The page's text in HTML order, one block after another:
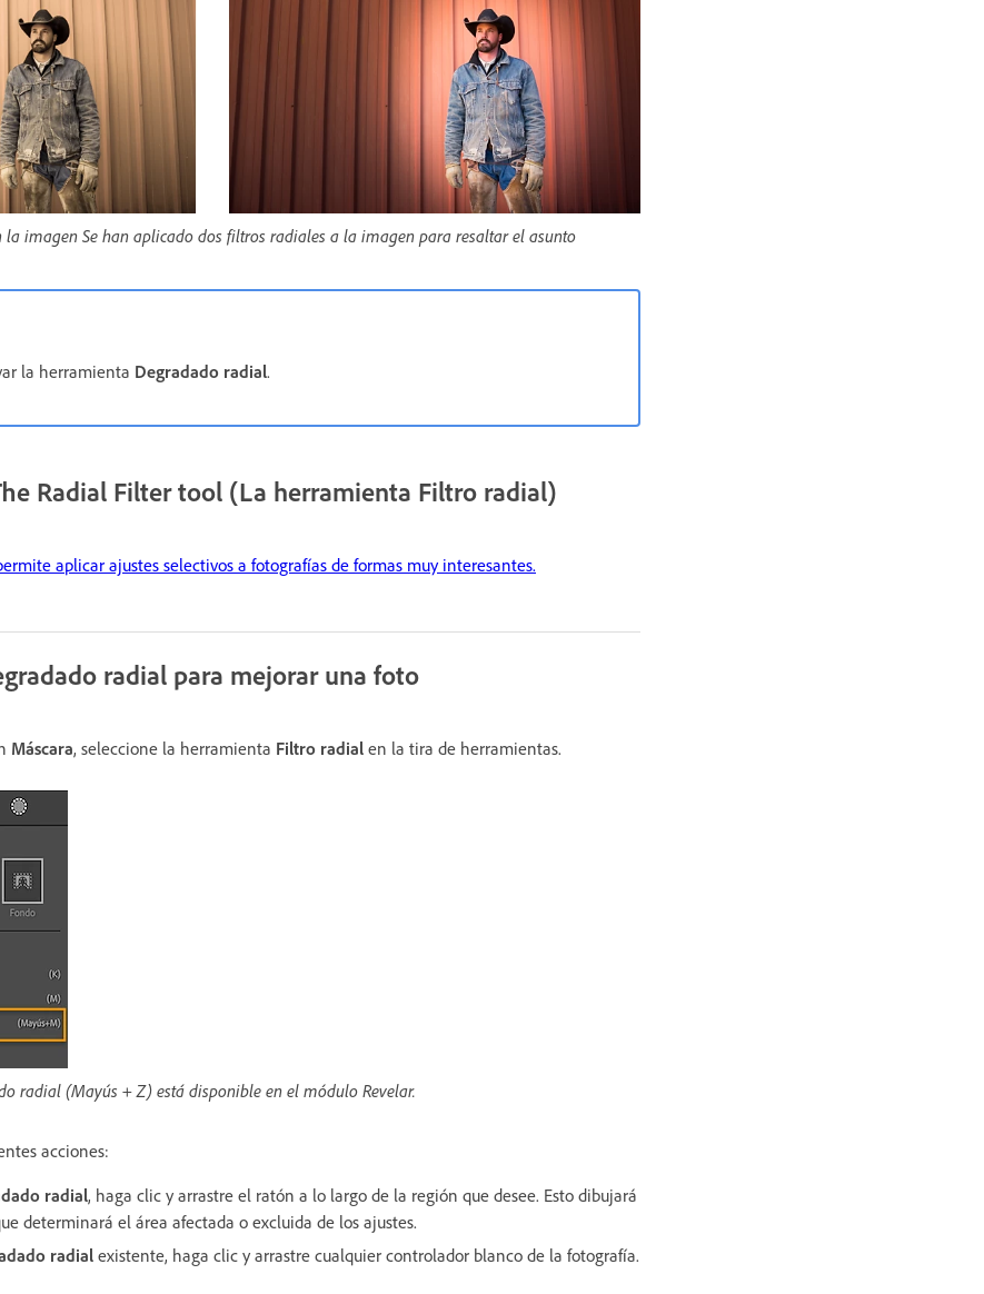
la imagen Se han aplicado dos filtros radiales a la imagen para resaltar el asunto
la herramienta Degradado radial.
Radial Filter tool (La herramienta Filtro radial)
aplicar ajustes selectivos a fotografías de formas muy interesantes.
radial para mejorar una foto
Máscara, seleccione la herramienta Filtro radial en la tira de herramientas.
radial (Mayús + Z) está disponible en el módulo Revelar.
acciones:
radial, haga clic y arrastre el ratón a lo largo de la región que desee. Esto dibujará
determinará el área afectada o excluida de los ajustes.
radialexistente, haga clic y arrastre cualquier controlador blanco de la fotografía.